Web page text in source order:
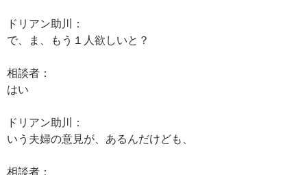
ドリアン助川：
で、ま、もう１人欲しいと？
相談者：
はい
ドリアン助川：
いう夫婦の意見が、あるんだけども、
相談者：